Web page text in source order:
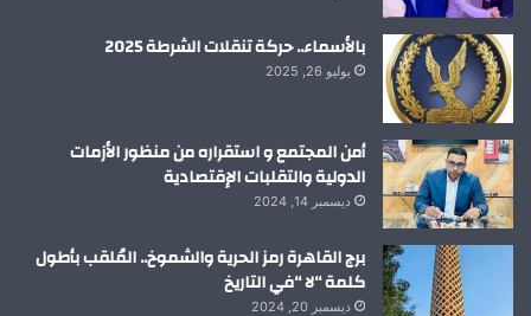
بالأسماء.. حركة تنقلات الشرطة 2025
يوليو 26, 2025
أمن المجتمع و استقراره من منظور الأزمات
الدولية والتقلبات الإقتصادية
ديسمبر 14, 2024
برج القاهرة رمز الحرية والشموخ.. المُلقب بأطول
كلمة “لا “في التاريخ
ديسمبر 20, 2024